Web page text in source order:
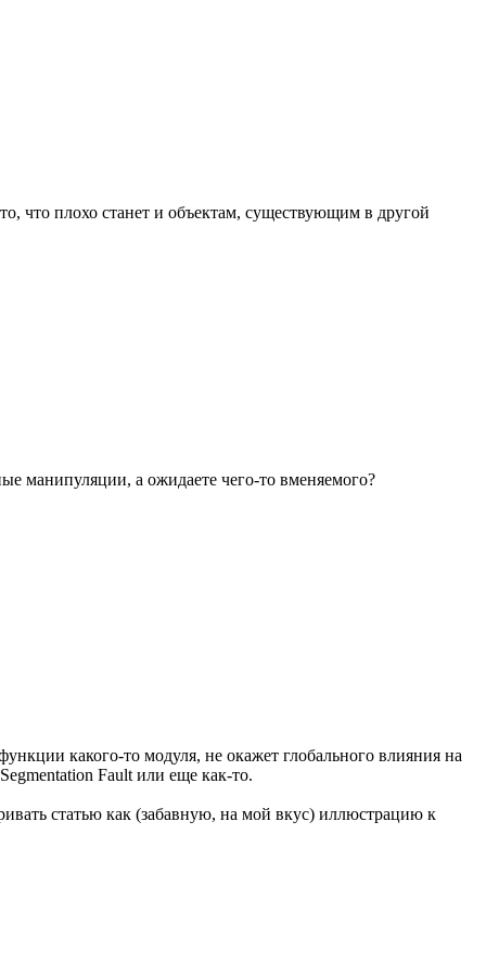
что плохо станет и объектам, существующим в другой
манипуляции, а ожидаете чего-то вменяемого?
какого-то модуля, не окажет глобального влияния на
Fault или еще как-то.
статью как (забавную, на мой вкус) иллюстрацию к